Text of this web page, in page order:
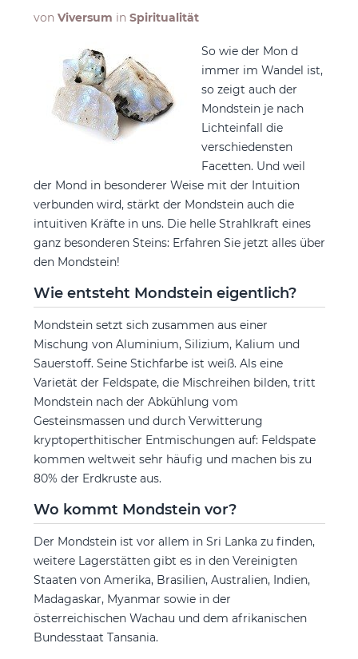
von Viversum in Spiritualität
So wie der Mon d
immer im Wandel ist,
so zeigt auch der
Mondstein je nach
Lichteinfall die
verschiedensten
Facetten. Und weil
der Mond in besonderer Weise mit der Intuition
verbunden wird, stärkt der Mondstein auch die
intuitiven Kräfte in uns. Die helle Strahlkraft eines
ganz besonderen Steins: Erfahren Sie jetzt alles über
den Mondstein!
Wie entsteht Mondstein eigentlich?
Mondstein setzt sich zusammen aus einer
Mischung von Aluminium, Silizium, Kalium und
Sauerstoff. Seine Stichfarbe ist weiß. Als eine
Varietät der Feldspate, die Mischreihen bilden, tritt
Mondstein nach der Abkühlung vom
Gesteinsmassen und durch Verwitterung
kryptoperthitischer Entmischungen auf: Feldspate
kommen weltweit sehr häufig und machen bis zu
80% der Erdkruste aus.
Wo kommt Mondstein vor?
Der Mondstein ist vor allem in Sri Lanka zu finden,
weitere Lagerstätten gibt es in den Vereinigten
Staaten von Amerika, Brasilien, Australien, Indien,
Madagaskar, Myanmar sowie in der
österreichischen Wachau und dem afrikanischen
Bundesstaat Tansania.